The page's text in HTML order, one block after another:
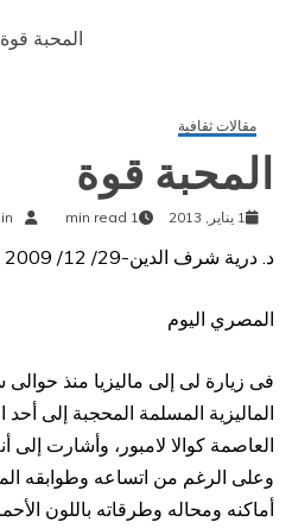
المحبة قوة
مقالات ثقافية
المحبة قوة
1 يناير, 2013 1 min read
د. درية شرف الدين-29/ 12/ 2009
المصري اليوم
فى زيارة لى إلى ماليزيا منذ
الماليزية المسلمة المحجبة إلى أحد
العاصمة كوالا لامبور، وأشارت إلى
وعلى الرغم من اتساعه وطوابقه
أماكنه ومحاله وطرقاته باللون